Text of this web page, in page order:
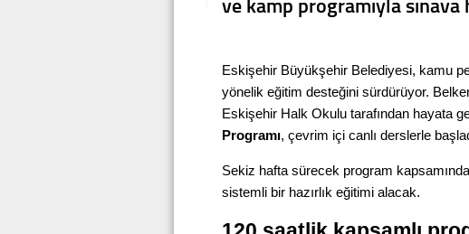
Eskişehir Büyükşehir Belediyesi, kamu
yönelik eğitim desteğini sürdürüyor.
Eskişehir Halk Okulu tarafından hayata
Programı, çevrim içi canlı derslerle
Sekiz hafta sürecek program
sistemli bir hazırlık eğitimi alacak.